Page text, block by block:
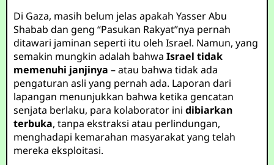
Di Gaza, masih belum jelas apakah Yasser Abu
Shabab dan geng “Pasukan Rakyat”nya pernah
ditawari jaminan seperti itu oleh Israel. Namun, yang
semakin mungkin adalah bahwaIsrael tidak
memenuhi janjinya – atau bahwa tidak ada
pengaturan asli yang pernah ada. Laporan dari
lapangan menunjukkan bahwa ketika gencatan
senjata berlaku, para kolaborator inidibiarkan
terbuka, tanpa ekstraksi atau perlindungan,
menghadapi kemarahan masyarakat yang telah
mereka eksploitasi.